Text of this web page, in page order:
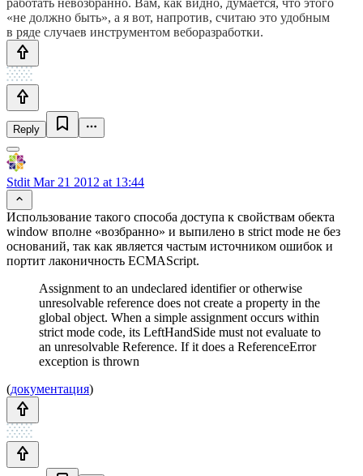
«не должно быть», а я вот, напротив, считаю это удобным
в ряде случаев инструментом веборазработки.
Reply
Stdit Mar 21 2012 at 13:44
Использование такого способа доступа к свойствам обекта
window вполне «возбранно» и выпилено в strict mode не без
оснований, так как является частым источником ошибок и
портит лаконичность ECMAScript.
Assignment to an undeclared identifier or otherwise
unresolvable reference does not create a property in the
global object. When a simple assignment occurs within
strict mode code, its LeftHandSide must not evaluate to
an unresolvable Reference. If it does a ReferenceError
exception is thrown
(документация)